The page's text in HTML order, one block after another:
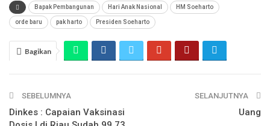
Bapak Pembangunan Hari Anak Nasional HM Soeharto
orde baru pak harto Presiden Soeharto
Bagikan
SEBELUMNYA
Dinkes : Capaian Vaksinasi
SELANJUTNYA
Uang